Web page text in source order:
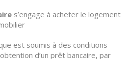
s’engage à acheter le logement
est soumis à des conditions
d’un prêt bancaire, par